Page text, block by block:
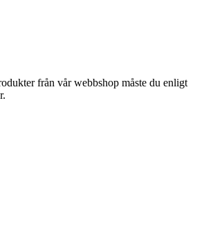
från vår webbshop måste du enligt